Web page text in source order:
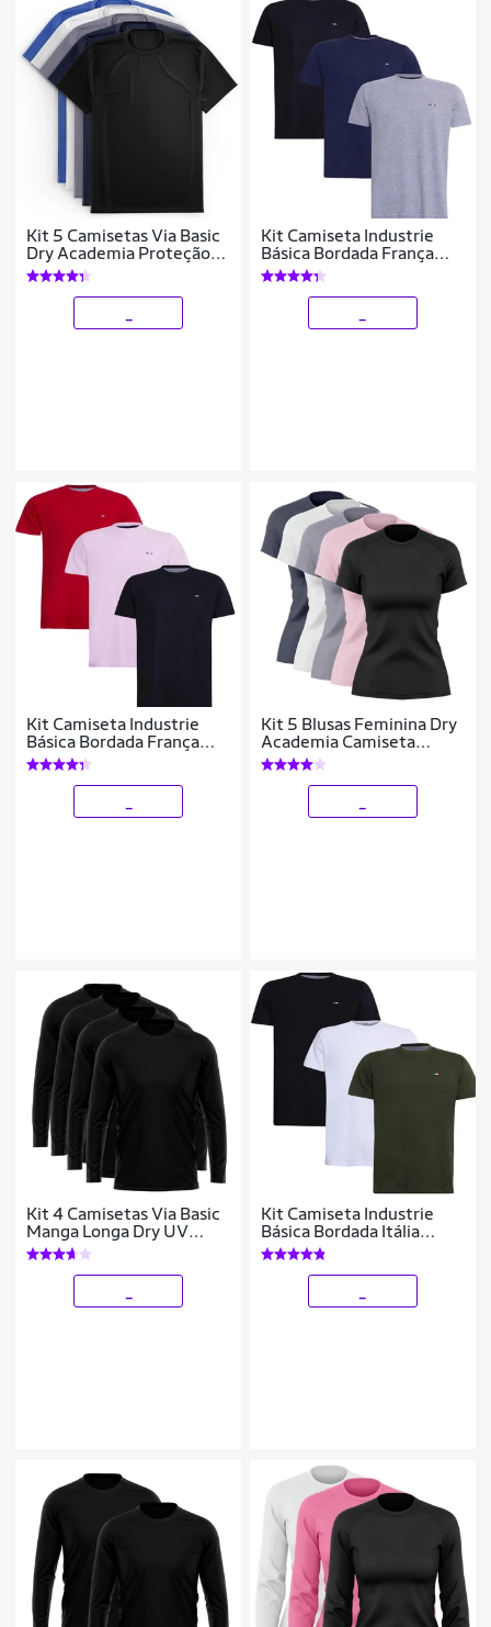
Kit 5 Camisetas Via Basic
Dry Academia Proteção
Solar UV Masculina
Kit Camiseta Industrie
Básica Bordada França
Clássico Algodão
Premium Masculina 3
peças Cores
Kit Camiseta Industrie
Básica Bordada França
Clássico Algodão
Premium Masculina 3
peças Cores
Kit 5 Blusas Feminina Dry
Academia Camiseta
Camisa Esporte
Kit 4 Camisetas Via Basic
Manga Longa Dry UV
Proteção Solar Masculina
Kit Camiseta Industrie
Básica Bordada Itália
Clássico Algodão
Premium Masculina 3
peças Cores